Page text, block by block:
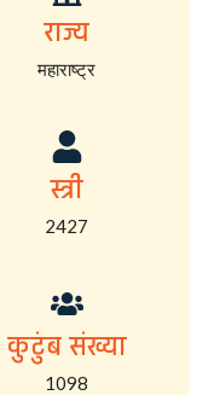
राज्य
महाराष्ट्र
स्त्री
2427
कुटुंब संख्या
1098